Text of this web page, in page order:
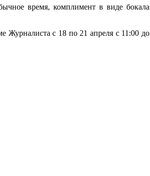
время, комплимент в виде бокала
Журналиста с 18 по 21 апреля с 11:00 до